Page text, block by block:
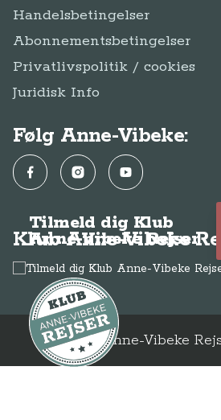
Handelsbetingelser
Abonnementsbetingelser
Privatlivspolitik / cookies
Juridisk Info
Følg Anne-Vibeke:
FacebookInstagramYouTube
Klub Anne-Vibeke
Tilmeld dig Klub
Anne-Vibeke Rejser
© Anne-Vibeke